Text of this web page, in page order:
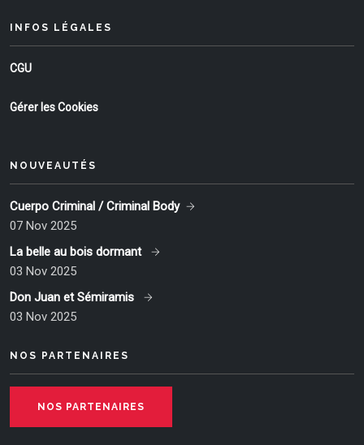
INFOS LÉGALES
CGU
Gérer les Cookies
NOUVEAUTÉS
Cuerpo Criminal / Criminal Body
07 Nov 2025
La belle au bois dormant
03 Nov 2025
Don Juan et Sémiramis
03 Nov 2025
NOS PARTENAIRES
NOS PARTENAIRES